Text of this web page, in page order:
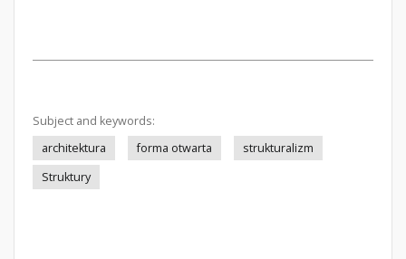
Subject and keywords:
architektura
forma otwarta
strukturalizm
Struktury